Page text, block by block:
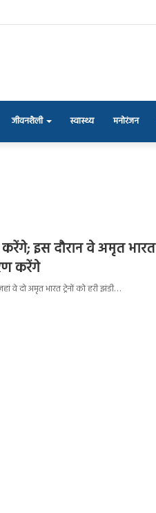
जीवनशैली स्वास्थ्य मनोरंजन
करेंगे; इस दौरान वे अमृत भारत
करेंगे
वे दो अमृत भारत ट्रेनों को हरी झंडी…